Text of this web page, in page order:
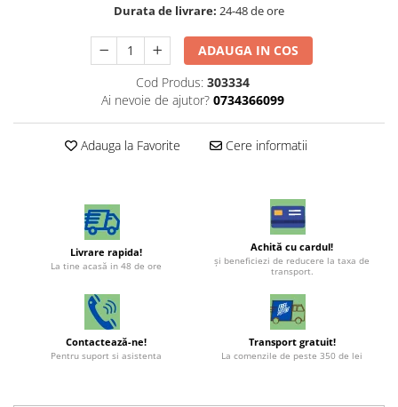
Durata de livrare: 24-48 de ore
ADAUGA IN COS
Cod Produs: 303334
Ai nevoie de ajutor? 0734366099
Adauga la Favorite Cere informatii
Livrare rapida!
La tine acasă in 48 de ore
Achită cu cardul!
şi beneficiezi de reducere la taxa de
transport.
Contactează-ne!
Pentru suport si asistenta
Transport gratuit!
La comenzile de peste 350 de lei